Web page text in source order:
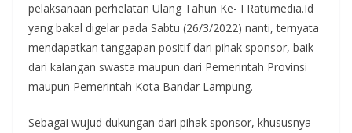
pelaksanaan perhelatan Ulang Tahun Ke- I Ratumedia.Id
yang bakal digelar pada Sabtu (26/3/2022) nanti, ternyata
mendapatkan tanggapan positif dari pihak sponsor, baik
dari kalangan swasta maupun dari Pemerintah Provinsi
maupun Pemerintah Kota Bandar Lampung.
Sebagai wujud dukungan dari pihak sponsor, khususnya